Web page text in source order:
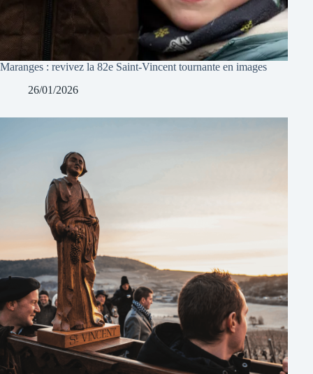
Maranges : revivez la 82e Saint-Vincent tournante en images
26/01/2026